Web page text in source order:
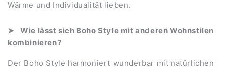
Wärme und Individualität lieben.
Wie lässt sich Boho Style mit anderen Wohnstilen
kombinieren?
Der Boho Style harmoniert wunderbar mit natürlichen